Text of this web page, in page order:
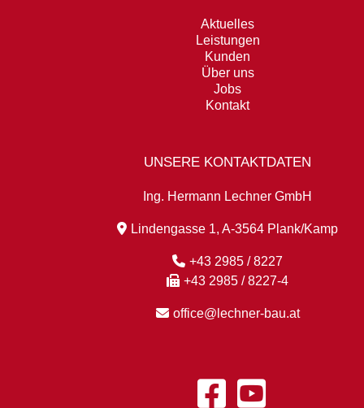
Aktuelles
Leistungen
Kunden
Über uns
Jobs
Kontakt
UNSERE KONTAKTDATEN
Ing. Hermann Lechner GmbH
Lindengasse 1, A-3564 Plank/Kamp
+43 2985 / 8227
+43 2985 / 8227-4
office@lechner-bau.at